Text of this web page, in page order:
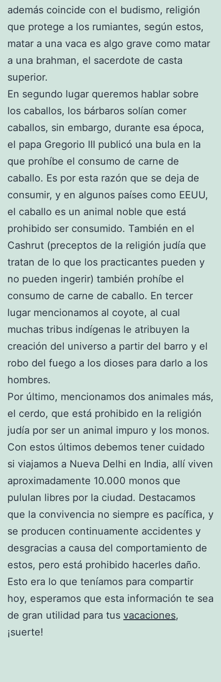
además coincide con el budismo, religión
que protege a los rumiantes, según estos,
matar a una vaca es algo grave como matar
a una brahman, el sacerdote de casta
superior.
En segundo lugar queremos hablar sobre
los caballos, los bárbaros solían comer
caballos, sin embargo, durante esa época,
el papa Gregorio III publicó una bula en la
que prohíbe el consumo de carne de
caballo. Es por esta razón que se deja de
consumir, y en algunos países como EEUU,
el caballo es un animal noble que está
prohibido ser consumido. También en el
Cashrut (preceptos de la religión judía que
tratan de lo que los practicantes pueden y
no pueden ingerir) también prohíbe el
consumo de carne de caballo. En tercer
lugar mencionamos al coyote, al cual
muchas tribus indígenas le atribuyen la
creación del universo a partir del barro y el
robo del fuego a los dioses para darlo a los
hombres.
Por último, mencionamos dos animales más,
el cerdo, que está prohibido en la religión
judía por ser un animal impuro y los monos.
Con estos últimos debemos tener cuidado
si viajamos a Nueva Delhi en India, allí viven
aproximadamente 10.000 monos que
pululan libres por la ciudad. Destacamos
que la convivencia no siempre es pacífica, y
se producen continuamente accidentes y
desgracias a causa del comportamiento de
estos, pero está prohibido hacerles daño.
Esto era lo que teníamos para compartir
hoy, esperamos que esta información te sea
de gran utilidad para tus vacaciones,
¡suerte!